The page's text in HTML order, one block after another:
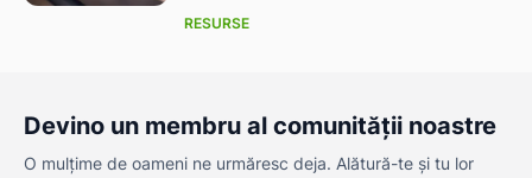
RESURSE
Devino un membru al comunității noastre
O mulțime de oameni ne urmăresc deja. Alătură-te și tu lor